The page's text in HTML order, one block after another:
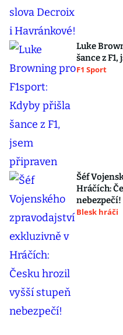
Luke
šance z
F1 Sport
Šéf
Hráčích:
nebezpečí!
Blesk hráči